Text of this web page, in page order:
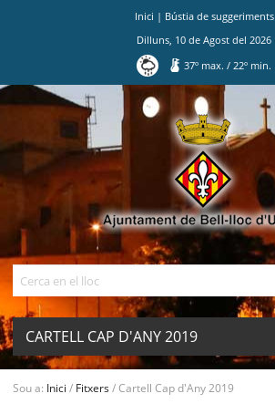
Inici | Bústia de suggeriments
Dilluns 10 de Agost del 2026
37º max./ 22º min.
CARTELL CAP D'ANY 2019
Sou a: Inici / Fitxers/Cartell Cap d'Any 2019